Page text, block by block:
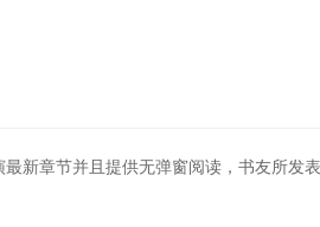
新章节并且提供无弹窗阅读，书友所发